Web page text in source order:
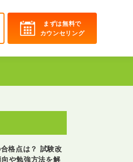
まずは無料で
カウンセリング
格点は？ 試験改
や勉強方法を解